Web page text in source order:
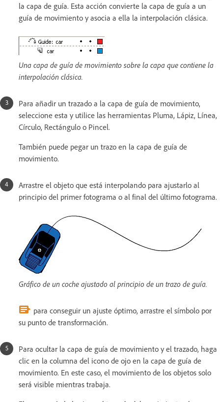
la capa de guía. Esta acción convierte la capa de guía a un
guía de movimiento y asocia a ella la interpolación clásica.
Una capa de guía de movimiento sobre la capa que contiene la
interpolación clásica.
Para añadir un trazado a la capa de guía de movimiento,
seleccione esta y utilice las herramientas Pluma, Lápiz, Línea,
Círculo, Rectángulo o Pincel.
También puede pegar un trazo en la capa de guía de
movimiento.
Arrastre el objeto que está interpolando para ajustarlo al
principio del primer fotograma o al final del último fotograma.
Gráfico de un coche ajustado al principio de un trazo de guía.
para conseguir un ajuste óptimo, arrastre el símbolo por
su punto de transformación.
Para ocultar la capa de guía de movimiento y el trazado, haga
clic en la columna del icono de ojo en la capa de guía de
movimiento. En este caso, el movimiento de los objetos solo
será visible mientras trabaja.